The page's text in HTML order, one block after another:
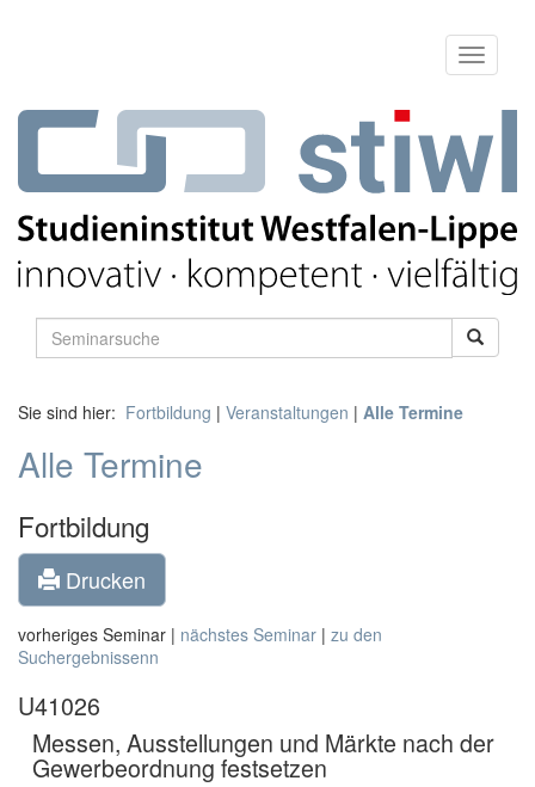
Sie sind hier: Fortbildung | Veranstaltungen | Alle Termine
Alle Termine
Fortbildung
Drucken
vorheriges Seminar | nächstes Seminar | zu den
Suchergebnissenn
U41026
Messen, Ausstellungen und Märkte nach der
Gewerbeordnung festsetzen